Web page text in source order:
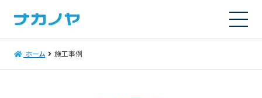
ホーム 施工事例